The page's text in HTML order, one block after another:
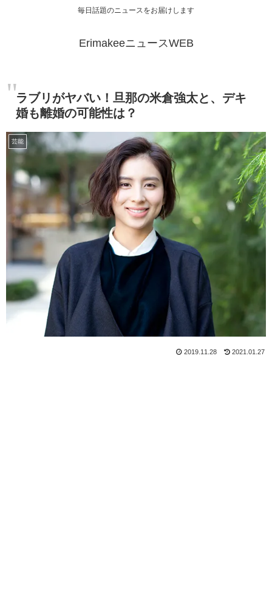
毎日話題のニュースをお届けします
ErimakeeニュースWEB
ラブリがヤバい！旦那の米倉強太と、デキ
婚も離婚の可能性は？
芸能
2019.11.28 2021.01.27